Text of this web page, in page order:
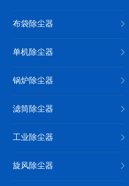
布袋除尘器
单机除尘器
锅炉除尘器
滤筒除尘器
工业除尘器
旋风除尘器